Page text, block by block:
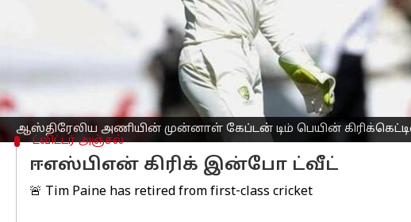
ஆஸ்திரேலிய அணியின் முன்னாள் கேப்டன் டிம் பெயின்
ஆஸ்திரேலியாவின் டெஸ்ட் கேப்டன் பதவியில்
அதன் பிறகு முதல்தர போட்டிகளில் மட்டுமே
ஒரு தசாப்த கிரிக்கெட் வாழ்க்கையில், பெயின்
எண்ணிக்கையில் ஒன்பது அரை சதங்கள்
ட்விட்டர் அஞ்சல்
ஈஎஸ்பிஎன் கிரிக் இன்போ ட்வீட்
🚨 Tim Paine has retired from first-class cricket